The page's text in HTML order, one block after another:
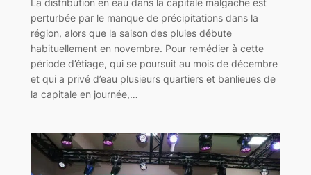
La distribution en eau dans la capitale malgache est
perturbée par le manque de précipitations dans la
région, alors que la saison des pluies débute
habituellement en novembre. Pour remédier à cette
période d’étiage, qui se poursuit au mois de décembre
et qui a privé d’eau plusieurs quartiers et banlieues de
la capitale en journée,…